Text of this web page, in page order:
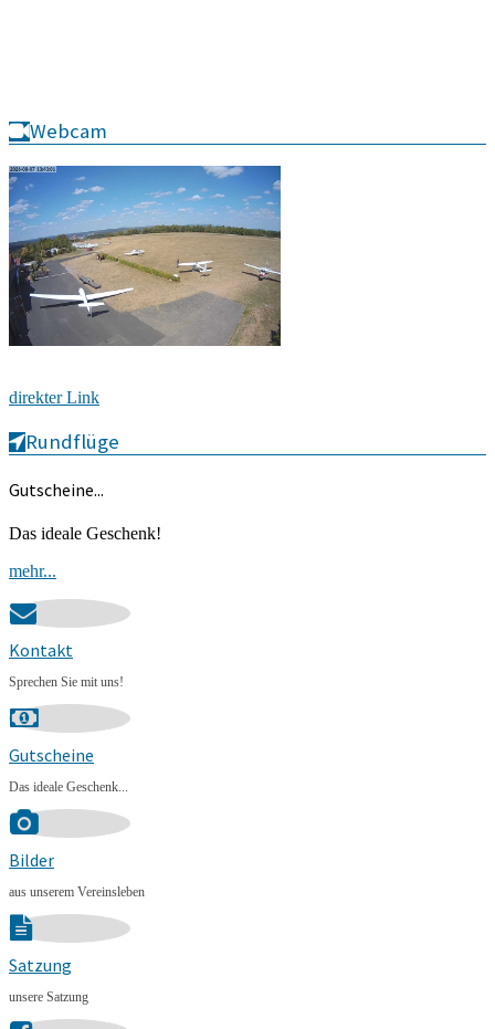
Webcam
direkter Link
Rundflüge
Gutscheine...
Das ideale Geschenk!
mehr...
Kontakt
Sprechen Sie mit uns!
Gutscheine
Das ideale Geschenk...
Bilder
aus unserem Vereinsleben
Satzung
unsere Satzung